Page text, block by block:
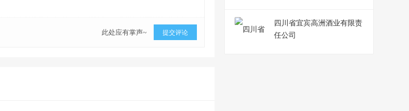
此处应有掌声~ 提交评论
四川省宜宾高洲酒业有限责
任公司